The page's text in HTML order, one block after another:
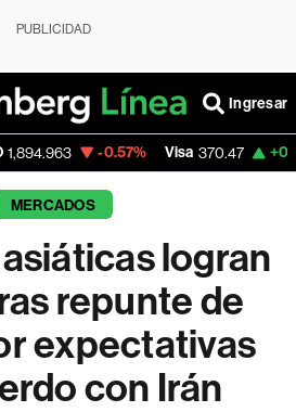
PUBLICIDAD
Ingresar
Visa 370.47 +0.52%
MERCADOS
logran
repunte de
expectativas
con Irán